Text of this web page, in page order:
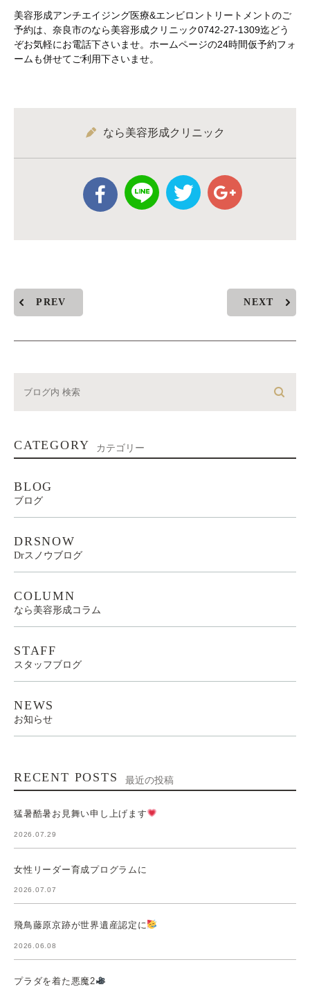
美容形成アンチエイジング医療&エンビロントリートメントのご
予約は、奈良市のなら美容形成クリニック0742-27-1309迄どう
ぞお気軽にお電話下さいませ。ホームページの24時間仮予約フォ
ームも併せてご利用下さいませ。
なら美容形成クリニック
PREV NEXT
CATEGORY カテゴリー
BLOG
ブログ
DRSNOW
Drスノウブログ
COLUMN
なら美容形成コラム
STAFF
スタッフブログ
NEWS
お知らせ
RECENT POSTS 最近の投稿
猛暑酷暑お見舞い申し上げます
2026.07.29
女性リーダー育成プログラムに
2026.07.07
飛鳥藤原京跡が世界遺産認定に
2026.06.08
プラダを着た悪魔2